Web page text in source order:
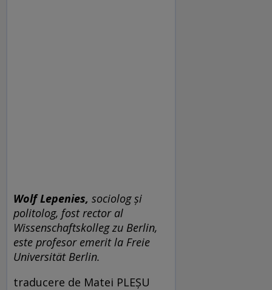
Wolf Lepenies, sociolog și
politolog, fost rector al
Wissenschaftskolleg zu Berlin,
este profesor emerit la Freie
Universität Berlin.
traducere de Matei PLEŞU